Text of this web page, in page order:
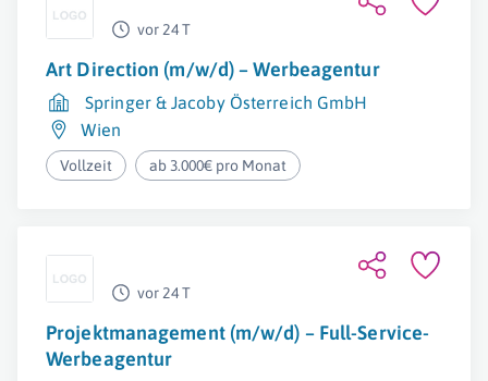
vor 24 T
Art Direction (m/w/d) – Werbeagentur
Springer & Jacoby Österreich GmbH
Wien
Vollzeit ab 3.000€ pro Monat
vor 24 T
Projektmanagement (m/w/d) – Full-Service-
Werbeagentur